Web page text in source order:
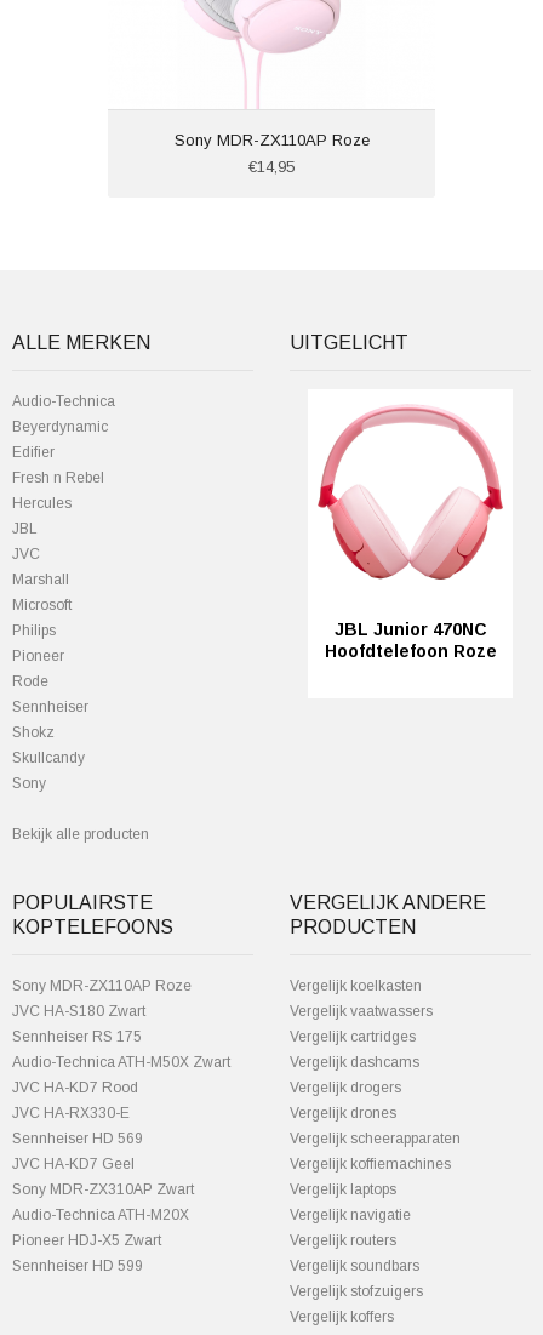
Sony MDR-ZX110AP Roze
€14,95
ALLE MERKEN
Audio-Technica
Beyerdynamic
Edifier
Fresh n Rebel
Hercules
JBL
JVC
Marshall
Microsoft
Philips
Pioneer
Rode
Sennheiser
Shokz
Skullcandy
Sony
Bekijk alle producten
UITGELICHT
JBL Junior 470NC
Hoofdtelefoon Roze
POPULAIRSTE
KOPTELEFOONS
Sony MDR-ZX110AP Roze
JVC HA-S180 Zwart
Sennheiser RS 175
Audio-Technica ATH-M50X Zwart
JVC HA-KD7 Rood
JVC HA-RX330-E
Sennheiser HD 569
JVC HA-KD7 Geel
Sony MDR-ZX310AP Zwart
Audio-Technica ATH-M20X
Pioneer HDJ-X5 Zwart
Sennheiser HD 599
VERGELIJK ANDERE
PRODUCTEN
Vergelijk koelkasten
Vergelijk vaatwassers
Vergelijk cartridges
Vergelijk dashcams
Vergelijk drogers
Vergelijk drones
Vergelijk scheerapparaten
Vergelijk koffiemachines
Vergelijk laptops
Vergelijk navigatie
Vergelijk routers
Vergelijk soundbars
Vergelijk stofzuigers
Vergelijk koffers